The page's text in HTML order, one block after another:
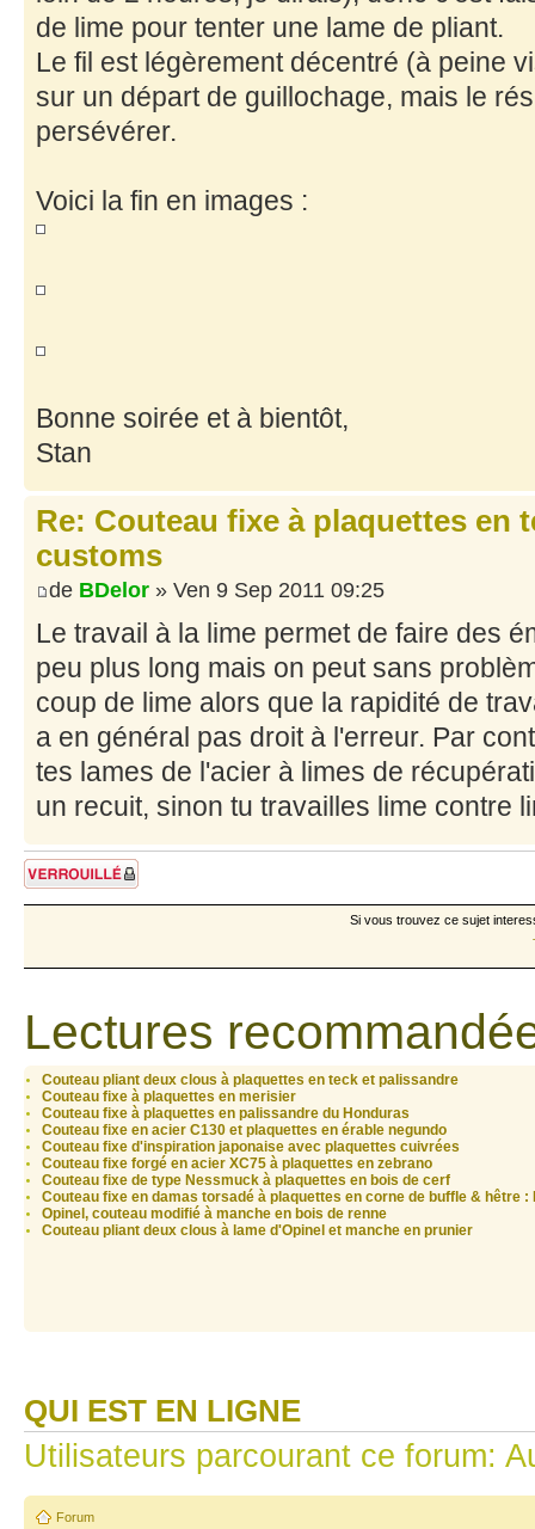
de lime pour tenter une lame de pliant.
Le fil est légèrement décentré (à peine
sur un départ de guillochage, mais le
persévérer.
Voici la fin en images :
Bonne soirée et à bientôt,
Stan
Re: Couteau fixe à plaquettes en
customs
de BDelor » Ven 9 Sep 2011 09:25
Le travail à la lime permet de faire des
peu plus long mais on peut sans
coup de lime alors que la rapidité de
a en général pas droit à l'erreur. Par
tes lames de l'acier à limes de
un recuit, sinon tu travailles lime contre
Sujet verrouillé
Si vous trouvez ce sujet
Lectures
Couteau pliant deux clous à plaquettes en teck et palissandre
Couteau fixe à plaquettes en merisier
Couteau fixe à plaquettes en palissandre du Honduras
Couteau fixe en acier C130 et plaquettes en érable negundo
Couteau fixe d'inspiration japonaise avec plaquettes cuivrées
Couteau fixe forgé en acier XC75 à plaquettes en zebrano
Couteau fixe de type Nessmuck à plaquettes en bois de cerf
Couteau fixe en damas torsadé à plaquettes en corne de buffle & hêtre :
Opinel, couteau modifié à manche en bois de renne
Couteau pliant deux clous à lame d'Opinel et manche en prunier
QUI EST EN LIGNE
Utilisateurs parcourant ce forum:
Forum